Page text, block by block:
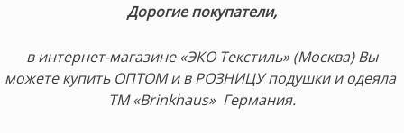
Дорогие покупатели,
в интернет-магазине «ЭКО Текстиль» (Москва) Вы
можете купить ОПТОМ и в РОЗНИЦУ подушки и одеяла
ТМ «Brinkhaus» Германия.